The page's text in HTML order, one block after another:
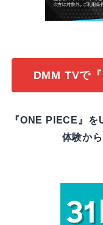
DMM TVで
『ONE PIECE』
体験か